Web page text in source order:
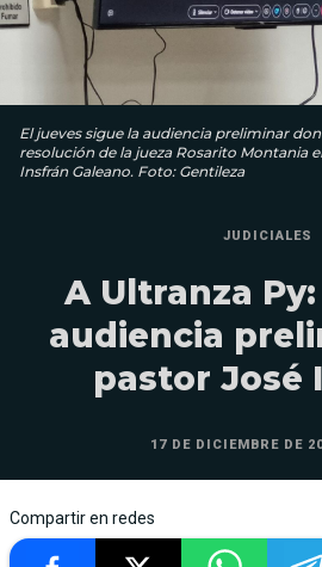
El jueves sigue la audiencia preliminar
resolución de la jueza Rosarito Montania
Insfrán Galeano. Foto: Gentileza
JUDICIALES
A Ultranza
audiencia
pastor José
17 DE DICIEMBRE DE
Compartir en redes